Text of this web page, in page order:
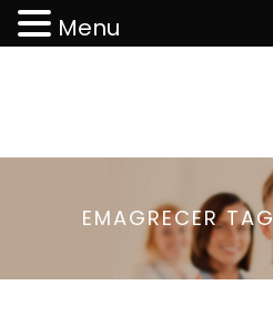
EMAGRECER TAG
Menu